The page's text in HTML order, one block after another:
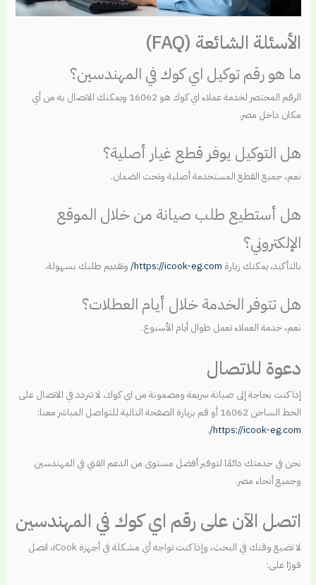
الأسئلة الشائعة (FAQ)
ما هو رقم توكيل اي كوك في المهندسين؟
الرقم المختصر لخدمة عملاء اي كوك هو 16062 ويمكنك الاتصال به من أي
مكان داخل مصر.
هل التوكيل يوفر قطع غيار أصلية؟
نعم، جميع القطع المستخدمة أصلية وتحت الضمان.
هل أستطيع طلب صيانة من خلال الموقع
الإلكتروني؟
بالتأكيد، يمكنك زيارة https://icook-eg.com/ وتقديم طلبك بسهولة.
هل تتوفر الخدمة خلال أيام العطلات؟
نعم، خدمة العملاء تعمل طوال أيام الأسبوع.
دعوة للاتصال
إذا كنت بحاجة إلى صيانة سريعة ومضمونة من اي كوك، لا تتردد في الاتصال على
الخط الساخن 16062 أو قم بزيارة الصفحة التالية للتواصل المباشر معنا:
https://icook-eg.com/
.
نحن في خدمتك دائمًا لتوفير أفضل مستوى من الدعم الفني في المهندسين
وجميع أنحاء مصر.
اتصل الآن على رقم اي كوك في المهندسين
لا تضيع وقتك في البحث، وإذا كنت تواجه أي مشكلة في أجهزة iCook، اتصل
فورًا على: